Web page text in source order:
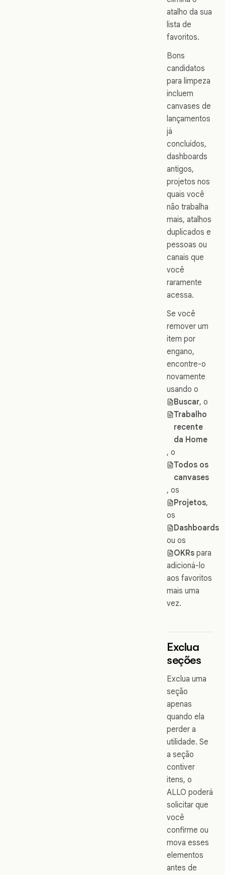
atalho da sua
lista de
favoritos.
Bons
candidatos
para limpeza
incluem
canvases de
lançamentos
já
concluídos,
dashboards
antigos,
projetos nos
quais você
não trabalha
mais, atalhos
duplicados e
pessoas ou
canais que
você
raramente
acessa.
Se você
remover um
item por
engano,
encontre-o
novamente
usando o
Buscar, o
Trabalho
recente
da Home
, o
Todos os
canvases
, os
Projetos,
os
Dashboards
ou os
OKRs para
adicioná-lo
aos favoritos
mais uma
vez.
Exclua
seções
Exclua uma
seção
apenas
quando ela
perder a
utilidade. Se
a seção
contiver
itens, o
ALLO poderá
solicitar que
você
confirme ou
mova esses
elementos
antes de